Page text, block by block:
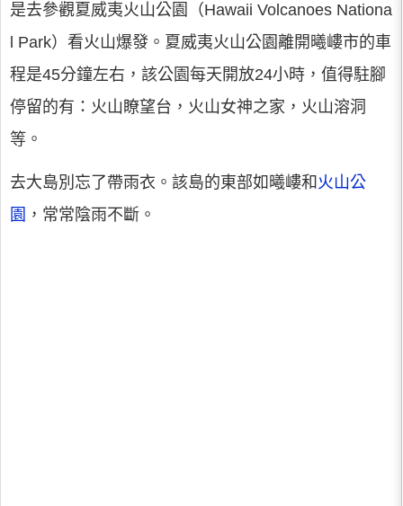
是去參觀夏威夷火山公園（Hawaii Volcanoes Nationa
l Park）看火山爆發。夏威夷火山公園離開曦嶁市的車
程是45分鐘左右，該公園每天開放24小時，值得駐腳
停留的有：火山瞭望台，火山女神之家，火山溶洞
等。
去大島別忘了帶雨衣。該島的東部如曦嶁和 火山公
園 ，常常陰雨不斷。